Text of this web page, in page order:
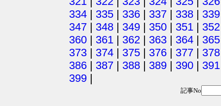
334 | 335 | 336 | 337 | 338 | 339
347 | 348 | 349 | 350 | 351 | 352
360 | 361 | 362 | 363 | 364 | 365
373 | 374 | 375 | 376 | 377 | 378
386 | 387 | 388 | 389 | 390 | 391
399 |
記事No